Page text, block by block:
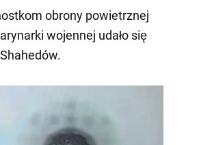
obrony powietrznej
wojennej udało się